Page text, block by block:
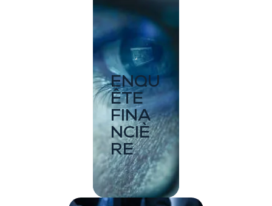
ENQU
ÊTE
FINA
NCIÈ
RE